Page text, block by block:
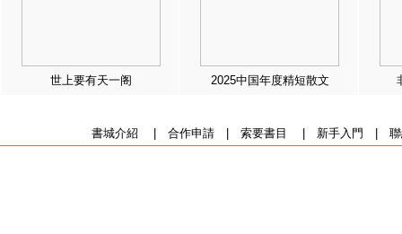
世上要有天一阁 2025中国年度精短散文
書城介紹 合作申請| 索要書目 新手入門